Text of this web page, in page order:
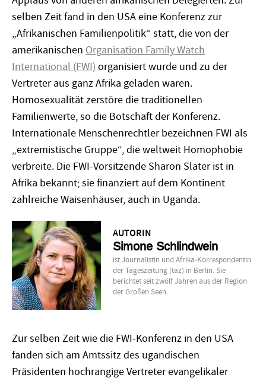
selben Zeit fand in den USA eine Konferenz zur
„Afrikanischen Familienpolitik“ statt, die von der
amerikanischen Organisation Family Watch
International (FWI) organisiert wurde und zu der
Vertreter aus ganz Afrika geladen waren.
Homosexualität zerstöre die traditionellen
Familienwerte, so die Botschaft der Konferenz.
Internationale Menschenrechtler bezeichnen FWI als
„extremistische Gruppe“, die weltweit Homophobie
verbreite. Die FWI-Vorsitzende Sharon Slater ist in
Afrika bekannt; sie finanziert auf dem Kontinent
zahlreiche Waisenhäuser, auch in Uganda.
AUTORIN
Simone Schlindwein
ist Journalistin und Afrika-Korrespondentin
der Tageszeitung (taz) in Berlin. Sie
berichtet seit zwölf Jahren aus der Region
der Großen Seen.
Zur selben Zeit wie die FWI-Konferenz in den USA
fanden sich am Amtssitz des ugandischen
Präsidenten hochrangige Vertreter evangelikaler